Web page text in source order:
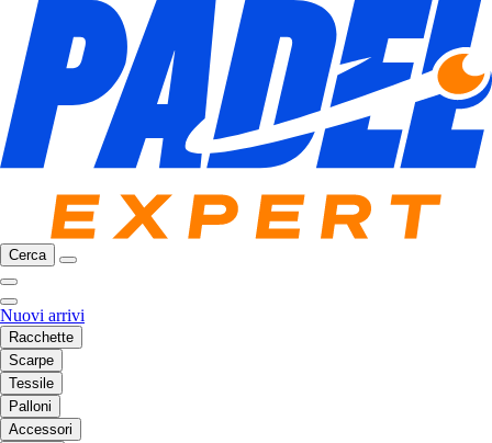
Cerca
Nuovi arrivi
Racchette
Scarpe
Tessile
Palloni
Accessori